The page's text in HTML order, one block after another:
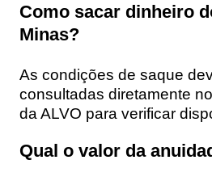
Como sacar dinheiro
Minas?
As condições de saque
consultadas diretamente
da ALVO para verificar
Qual o valor da